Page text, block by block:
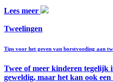
Lees meer
Tweelingen
Tips voor het geven van borstvoeding aan
Twee of meer kinderen tegelijk
geweldig, maar het kan ook